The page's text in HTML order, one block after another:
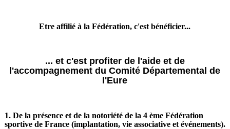
Etre affilié à la Fédération, c'est bénéficier...
... et c'est profiter de l'aide et de
l'accompagnement du Comité Départemental de
l'Eure
1. De la présence et de la notoriété de la 4 ème Fédération
sportive de France (implantation, vie associative et événements).